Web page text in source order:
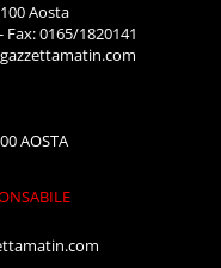
Aosta
Fax: 0165/1820141
AOSTA